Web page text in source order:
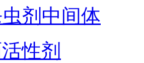
剂中间体
性剂